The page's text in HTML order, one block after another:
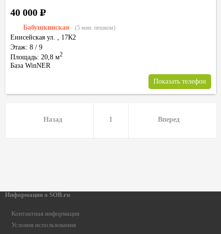
Бабушкинская (5 мин. пешком)
Енисейская ул. , 17К2
Этаж: 8 / 9
Площадь: 20,8 м2
40 000Р
База WinNER
Показать телефон
Назад 1 Вперед
Информация о SOB.ru
Контактная информация
Условия использования